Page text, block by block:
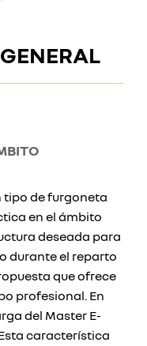
tipo de furgoneta
en el ámbito
deseada para
durante el reparto
que ofrece
profesional. En
del Master E-
característica